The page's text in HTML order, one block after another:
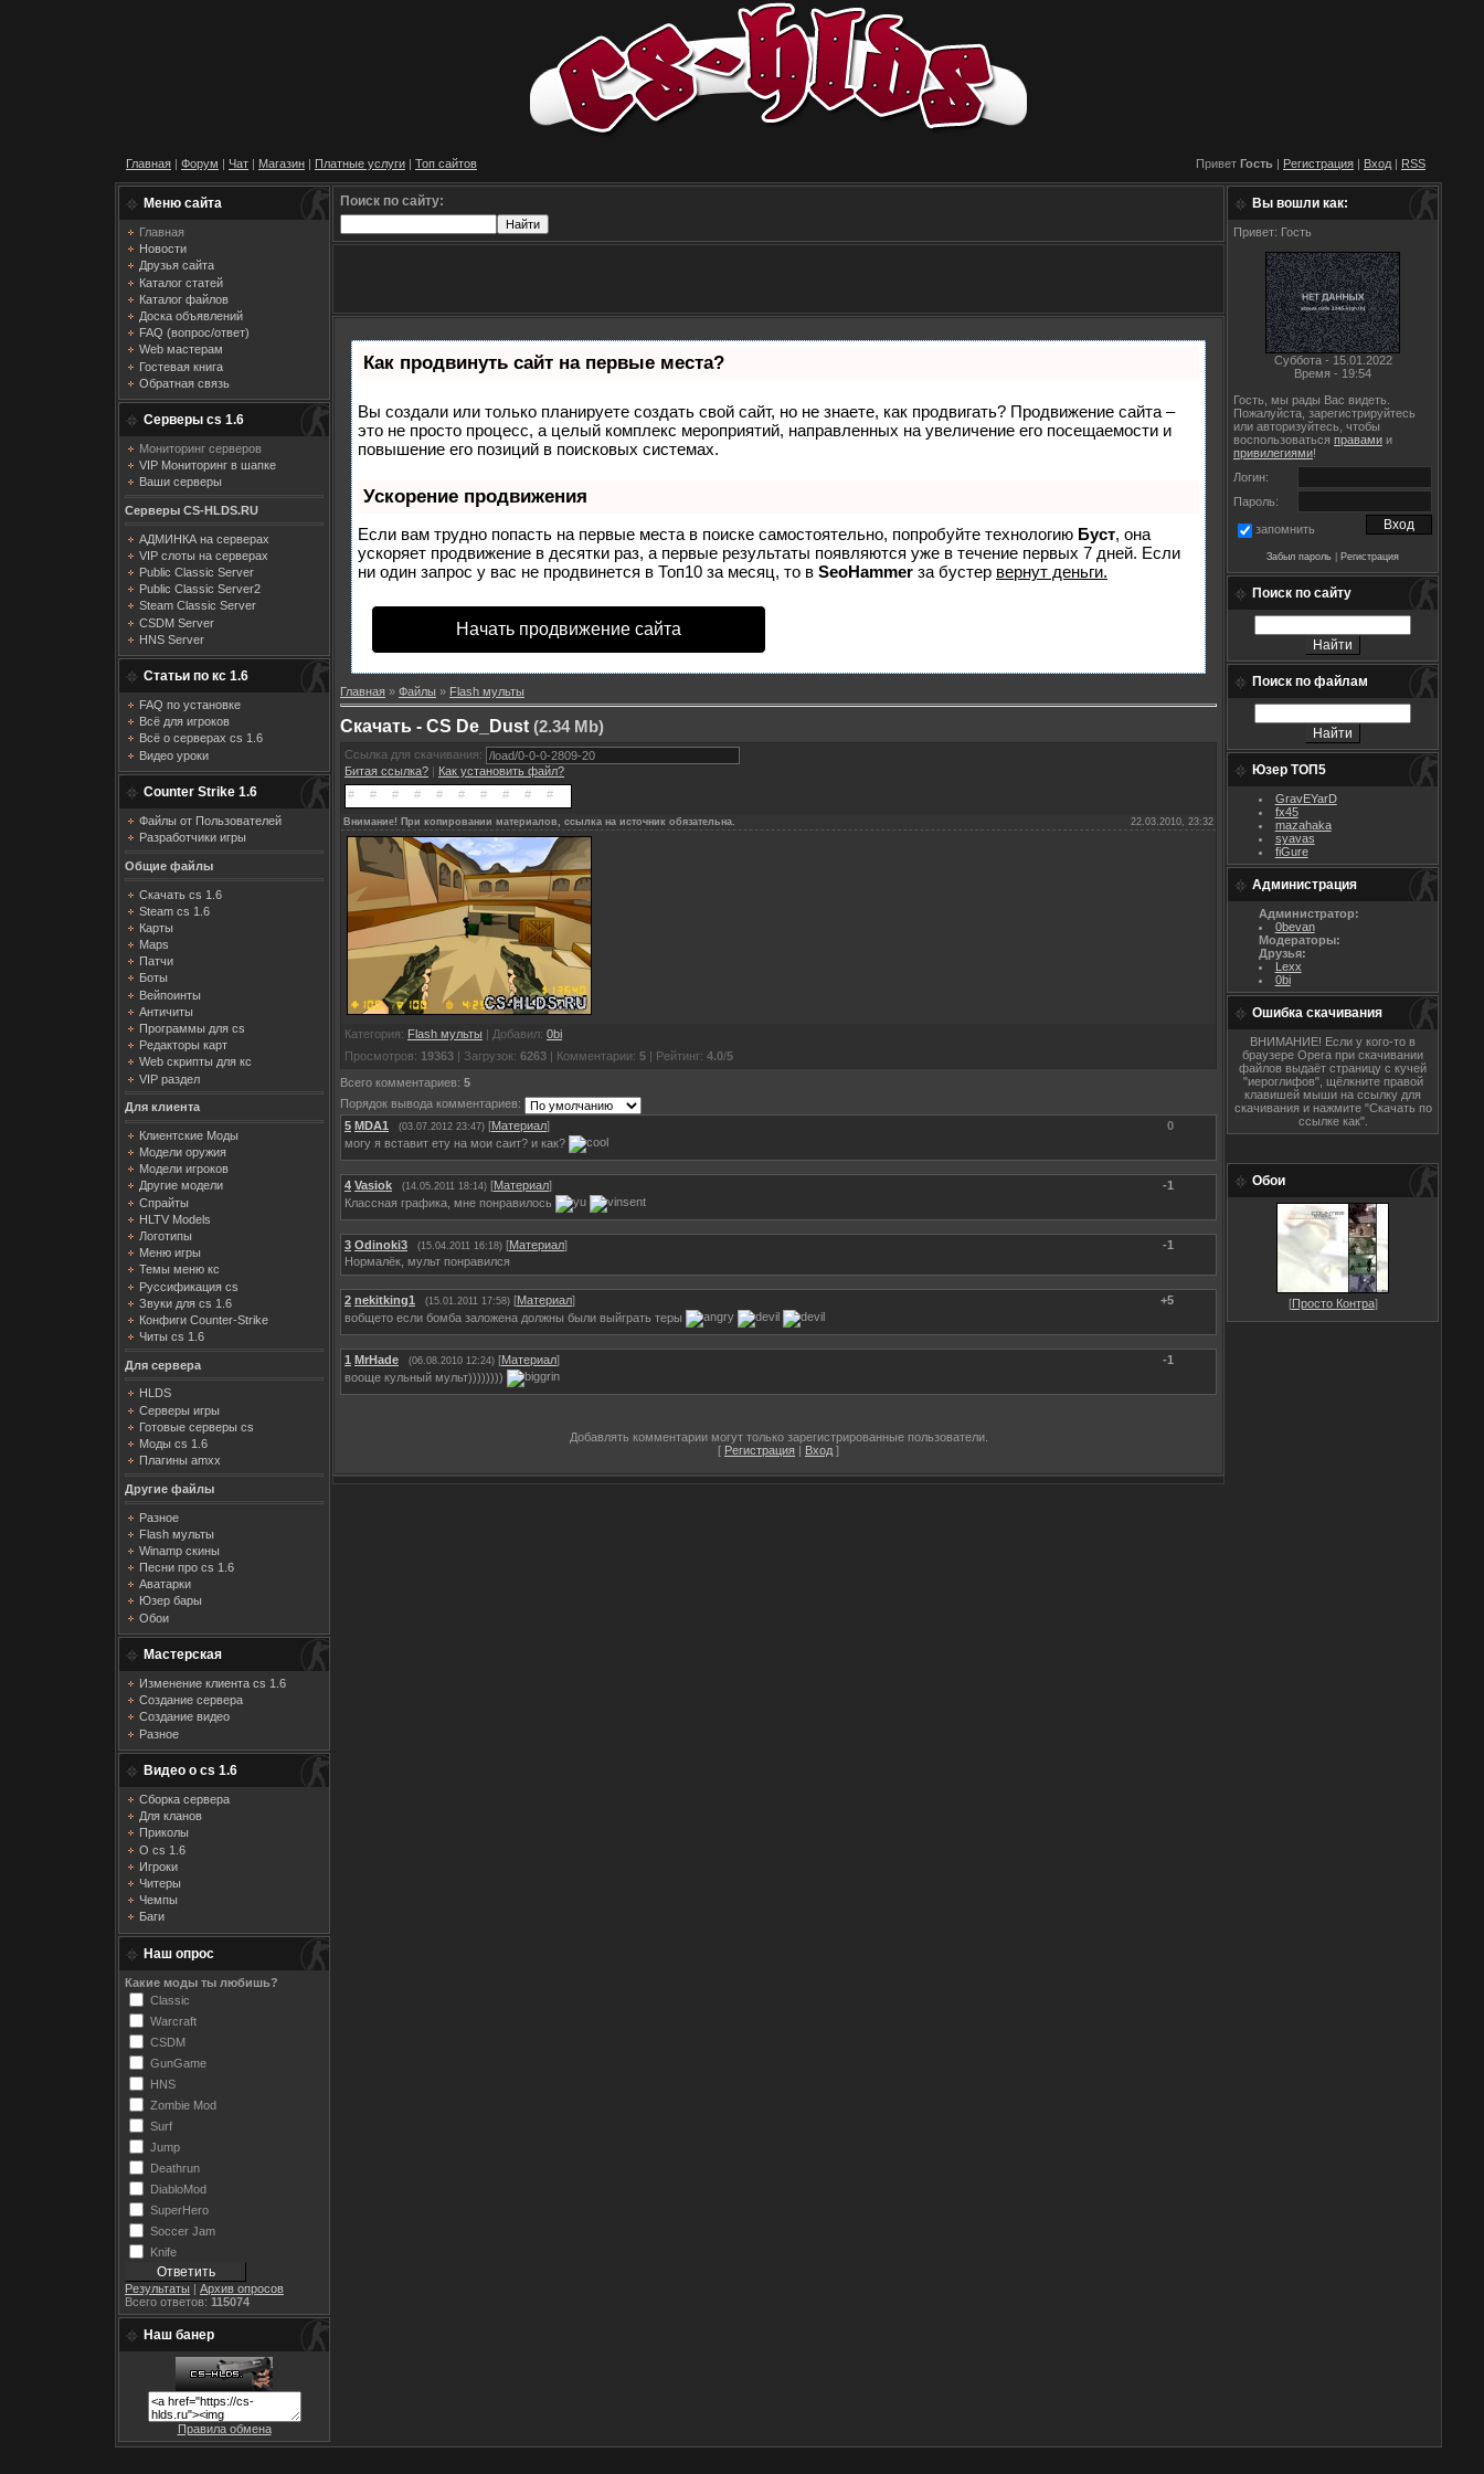
Главная | Форум | Чат | Магазин | Платные услуги | Топ сайтов Привет Гость | Регистрация | Вход | RSS
Меню сайта
Главная
Новости
Друзья сайта
Каталог статей
Каталог файлов
Доска объявлений
FAQ (вопрос/ответ)
Web мастерам
Гостевая книга
Обратная связь
Серверы cs 1.6
Мониторинг серверов
VIP Мониторинг в шапке
Ваши серверы
Серверы CS-HLDS.RU
АДМИНКА на серверах
VIP слоты на серверах
Public Classic Server
Public Classic Server2
Steam Classic Server
CSDM Server
HNS Server
Статьи по кс 1.6
FAQ по установке
Всё для игроков
Всё о серверах cs 1.6
Видео уроки
Counter Strike 1.6
Файлы от Пользователей
Разработчики игры
Общие файлы
Скачать cs 1.6
Steam cs 1.6
Карты
Maps
Патчи
Боты
Вейпоинты
Античиты
Программы для cs
Редакторы карт
Web скрипты для кс
VIP раздел
Для клиента
Клиентские Моды
Модели оружия
Модели игроков
Другие модели
Спрайты
HLTV Models
Логотипы
Меню игры
Темы меню кс
Руссификация cs
Звуки для cs 1.6
Конфиги Counter-Strike
Читы cs 1.6
Для сервера
HLDS
Серверы игры
Готовые серверы cs
Моды cs 1.6
Плагины amxx
Другие файлы
Разное
Flash мульты
Winamp скины
Песни про cs 1.6
Аватарки
Юзер бары
Обои
Мастерская
Изменение клиента cs 1.6
Создание сервера
Создание видео
Разное
Видео о cs 1.6
Сборка сервера
Для кланов
Приколы
О cs 1.6
Игроки
Читеры
Чемпы
Баги
Наш опрос
Какие моды ты любишь?
Classic
Warcraft
CSDM
GunGame
HNS
Zombie Mod
Surf
Jump
Deathrun
DiabloMod
SuperHero
Soccer Jam
Knife
Результаты | Архив опросов
Всего ответов: 115074
Наш банер
Правила обмена
Поиск по сайту:
Как продвинуть сайт на первые места?
Вы создали или только планируете создать свой сайт, но не знаете, как продвигать? Продвижение сайта –
это не просто процесс, а целый комплекс мероприятий, направленных на увеличение его посещаемости и
повышение его позиций в поисковых системах.
Ускорение продвижения
Если вам трудно попасть на первые места в поиске самостоятельно, попробуйте технологию Буст, она
ускоряет продвижение в десятки раз, а первые результаты появляются уже в течение первых 7 дней. Если
ни один запрос у вас не продвинется в Топ10 за месяц, то в SeoHammer за бустер вернут деньги.
Начать продвижение сайта
Главная » Файлы » Flash мульты
Скачать - CS De_Dust (2.34 Mb)
Ссылка для скачивания:
Битая ссылка? | Как установить файл?
Внимание! При копировании материалов, ссылка на источник обязательна. 22.03.2010, 23:32
Категория: Flash мульты | Добавил: 0bi
Просмотров: 19363 | Загрузок: 6263 | Комментарии: 5 | Рейтинг: 4.0/5
Всего комментариев: 5
Порядок вывода комментариев:
0
5 MDA1 (03.07.2012 23:47) [Материал]
могу я вставит ету на мои саит? и как?
-1
4 Vasiok (14.05.2011 18:14) [Материал]
Классная графика, мне понравилось
-1
3 Odinoki3 (15.04.2011 16:18) [Материал]
Нормалёк, мульт понравился
+5
2 nekitking1 (15.01.2011 17:58) [Материал]
вобщето если бомба заложена должны были выйграть теры
-1
1 MrHade (06.08.2010 12:24) [Материал]
вооще кульный мульт))))))))
Добавлять комментарии могут только зарегистрированные пользователи.
[ Регистрация | Вход ]
Вы вошли как:
Привет: Гость
Суббота - 15.01.2022
Время - 19:54
Гость, мы рады Вас видеть.
Пожалуйста, зарегистрируйтесь
или авторизуйтесь, чтобы
воспользоваться правами и
привилегиями!
Логин:
Пароль:
запомнить
Забыл пароль Регистрация
Поиск по сайту
Поиск по файлам
Юзер ТОП5
GravEYarD
fx45
mazahaka
syavas
fiGure
Администрация
Администратор:
0bevan
Модераторы:
Друзья:
Lexx
0bi
Ошибка скачивания
ВНИМАНИЕ! Если у кого-то в
браузере Opera при скачивании
файлов выдаёт страницу с кучей
"иероглифов", щёлкните правой
клавишей мыши на ссылку для
скачивания и нажмите "Скачать по
ссылке как".
Обои
[Просто Контра]